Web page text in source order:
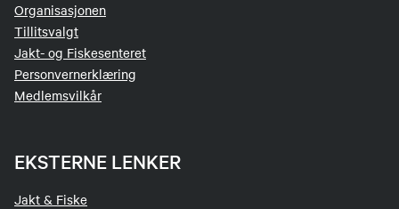
Organisasjonen
Tillitsvalgt
Jakt- og Fiskesenteret
Personvernerklæring
Medlemsvilkår
EKSTERNE LENKER
Jakt & Fiske